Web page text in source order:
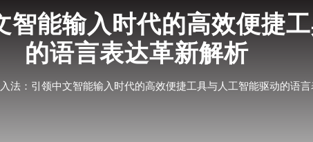
能输入时代的高效便捷
的语言表达革新解析
法：引领中文智能输入时代的高效便捷工具与人工智能驱动的语